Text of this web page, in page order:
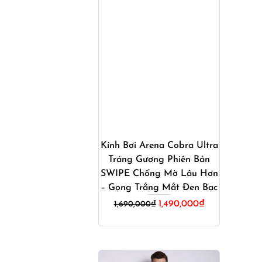
Kính Bơi Arena Cobra Ultra
Tráng Gương Phiên Bản
SWIPE Chống Mờ Lâu Hơn
– Gọng Trắng Mắt Đen Bạc
1,690,000₫ Giá
là:
1,490,000₫Giá
tại
1,490,000₫.